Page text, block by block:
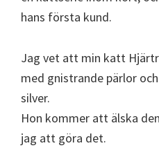
hans första kund.
Jag vet att min katt
med gnistrande pärlor
silver.
Hon kommer att älska
jag att göra det.